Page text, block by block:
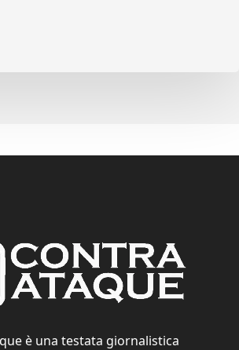
è una testata giornalistica